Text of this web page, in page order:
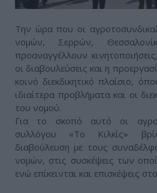
Την ώρα που οι
νομών, Σερρών,
προαναγγέλλουν
οι διαβουλεύσεις και η
κοινό διεκδικητικό πλαίσιο,
ιδιαίτερα προβλήματα και οι
του νομού.
Για το σκοπό αυτό οι
συλλόγου «Το Κιλκίς»
διαβούλευση με τους
νομών, στις συσκέψεις των
ενώ επίκεινται και επισκέψεις